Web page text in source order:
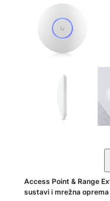
Access Point & Range
sustavi i mrežna oprema